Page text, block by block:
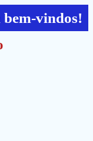
vindos!